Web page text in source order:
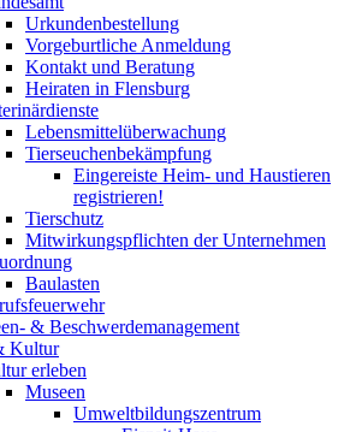
Urkundenbestellung
Vorgeburtliche Anmeldung
Kontakt und Beratung
Heiraten in Flensburg
Lebensmittelüberwachung
Tierseuchenbekämpfung
Eingereiste Heim- und Haustieren
registrieren!
Tierschutz
Mitwirkungspflichten der Unternehmen
Baulasten
& Beschwerdemanagement
Kultur
erleben
Museen
Umweltbildungszentrum